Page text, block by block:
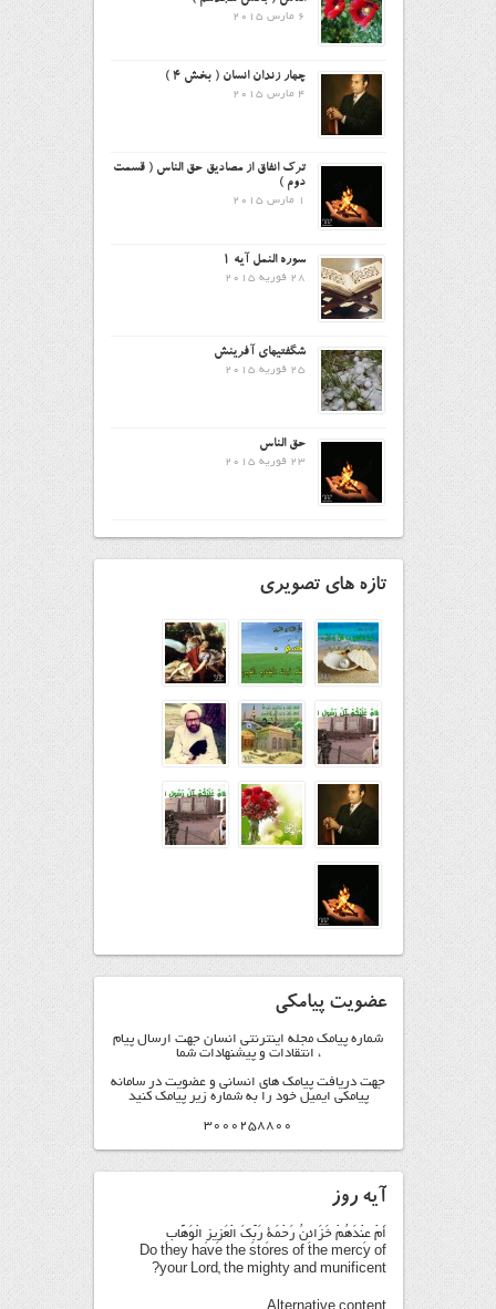
6 مارس 2015
چهار زندان انسان ( بخش ۴ )
4 مارس 2015
ترک انفاق از مصادیق حق الناس ( قسمت
دوم )
1 مارس 2015
سوره النمل آیه ۱
28 فوریه 2015
شگفتیهای آفرینش
25 فوریه 2015
حق الناس
23 فوریه 2015
تازه های تصویری
عضویت پیامکی
شماره پیامک مجله اینترنتی انسان جهت ارسال پیام
، انتقادات و پیشنهادات شما
جهت دریافت پیامک های انسانی و عضویت در سامانه
پیامکی ایمیل خود را به شماره زیر پیامک کنید
3000258800
آیه روز
أَمْ عِنْدَهُمْ خَزَائِنُ رَحْمَةِ رَبِّكَ الْعَزِيزِ الْوَهَّابِ
Do they have the stores of the mercy of
your Lord, the mighty and munificent?